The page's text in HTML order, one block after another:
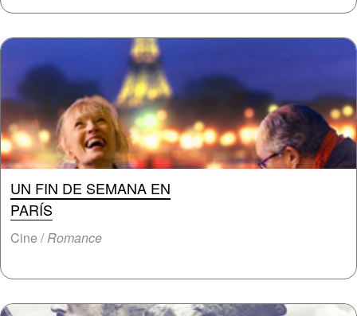
UN FIN DE SEMANA EN
PARÍS
Cine /Romance